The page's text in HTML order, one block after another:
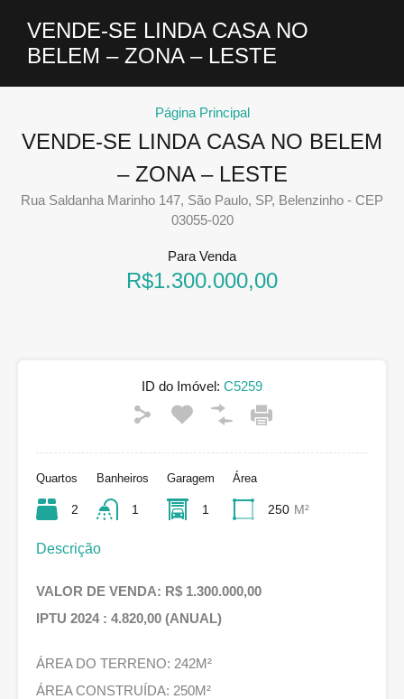
VENDE-SE LINDA CASA NO
BELEM – ZONA – LESTE
Página Principal
VENDE-SE LINDA CASA NO BELEM
– ZONA – LESTE
Rua Saldanha Marinho 147, São Paulo, SP, Belenzinho - CEP
03055-020
Para Venda
R$1.300.000,00
ID do Imóvel: C5259
Quartos
2
Banheiros
1
Garagem
1
Área
250 M²
Descrição
VALOR DE VENDA: R$ 1.300.000,00
IPTU 2024 : 4.820,00 (ANUAL)
ÁREA DO TERRENO: 242M²
ÁREA CONSTRUÍDA: 250M²